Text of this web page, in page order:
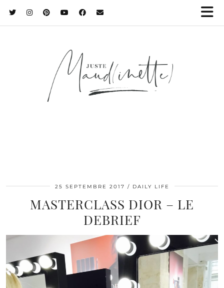
25 SEPTEMBRE 2017 DAILY LIFE
MASTERCLASS DIOR – LE
DEBRIEF